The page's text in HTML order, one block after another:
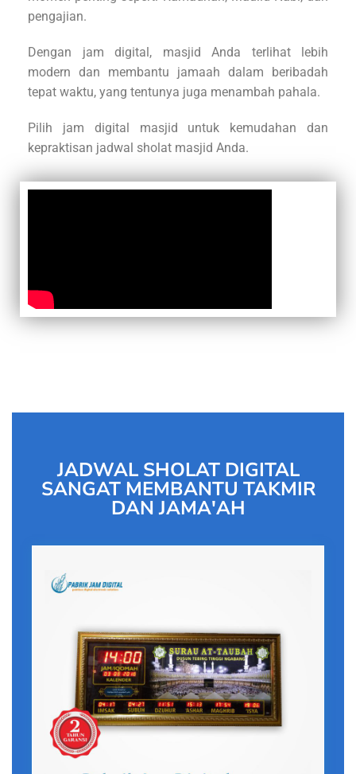
pengajian.
Dengan jam digital, masjid Anda terlihat lebih
modern dan membantu jamaah dalam beribadah
tepat waktu, yang tentunya juga menambah pahala.
Pilih jam digital masjid untuk kemudahan dan
kepraktisan jadwal sholat masjid Anda.
JADWAL SHOLAT DIGITAL
SANGAT MEMBANTU TAKMIR
DAN JAMA'AH